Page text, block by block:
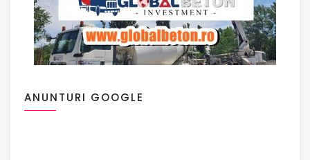
ANUNTURI GOOGLE